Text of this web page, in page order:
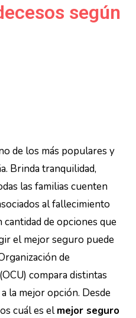
según
de los más populares y
Brinda tranquilidad,
las familias cuenten
al fallecimiento
de opciones que
el mejor seguro puede
de
compara distintas
la mejor opción. Desde
cuál es elmejor seguro